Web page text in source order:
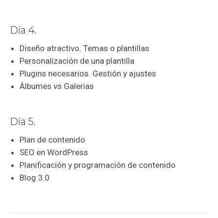
Día 4.
Diseño atractivo. Temas o plantillas
Personalización de una plantilla
Plugins necesarios. Gestión y ajustes
Álbumes vs Galerias
Día 5.
Plan de contenido
SEO en WordPress
Planificación y programación de contenido
Blog 3.0